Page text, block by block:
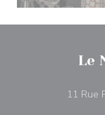
Le
11 Rue